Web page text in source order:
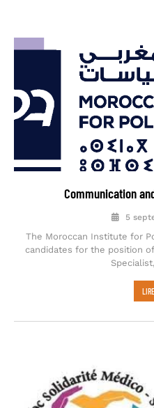
Communication
5
The Moroccan Institute for
candidates for the position